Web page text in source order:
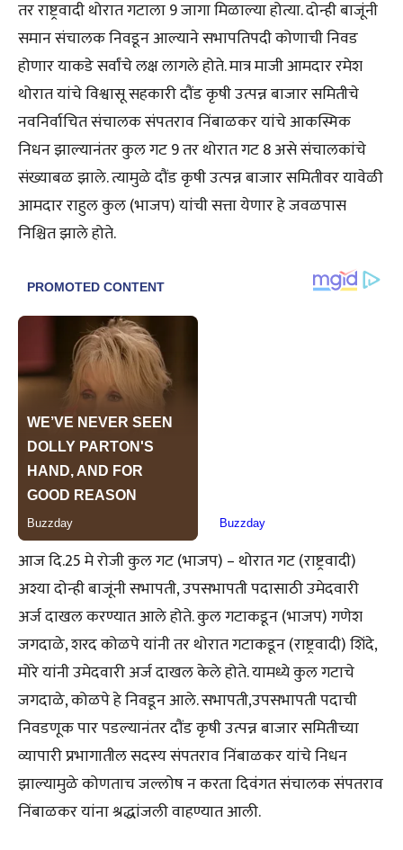
तर राष्ट्रवादी थोरात गटाला 9 जागा मिळाल्या होत्या. दोन्ही बाजूंनी
समान संचालक निवडून आल्याने सभापतिपदी कोणाची निवड
होणार याकडे सर्वांचे लक्ष लागले होते. मात्र माजी आमदार रमेश
थोरात यांचे विश्वासू सहकारी दौंड कृषी उत्पन्न बाजार समितीचे
नवनिर्वाचित संचालक संपतराव निंबाळकर यांचे आकस्मिक
निधन झाल्यानंतर कुल गट 9 तर थोरात गट 8 असे संचालकांचे
संख्याबळ झाले. त्यामुळे दौंड कृषी उत्पन्न बाजार समितीवर यावेळी
आमदार राहुल कुल (भाजप) यांची सत्ता येणार हे जवळपास
निश्चित झाले होते.
आज दि.25 मे रोजी कुल गट (भाजप) – थोरात गट (राष्ट्रवादी)
अश्या दोन्ही बाजूंनी सभापती, उपसभापती पदासाठी उमेदवारी
अर्ज दाखल करण्यात आले होते. कुल गटाकडून (भाजप) गणेश
जगदाळे, शरद कोळपे यांनी तर थोरात गटाकडून (राष्ट्रवादी) शिंदे,
मोरे यांनी उमेदवारी अर्ज दाखल केले होते. यामध्ये कुल गटाचे
जगदाळे, कोळपे हे निवडून आले. सभापती,उपसभापती पदाची
निवडणूक पार पडल्यानंतर दौंड कृषी उत्पन्न बाजार समितीच्या
व्यापारी प्रभागातील सदस्य संपतराव निंबाळकर यांचे निधन
झाल्यामुळे कोणताच जल्लोष न करता दिवंगत संचालक संपतराव
निंबाळकर यांना श्रद्धांजली वाहण्यात आली.